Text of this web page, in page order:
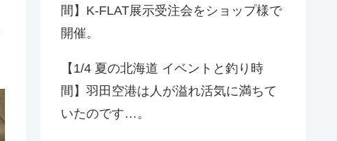
間】K-FLAT展示受注会をショップ様で
開催。
【1/4 夏の北海道 イベントと釣り時
間】羽田空港は人が溢れ活気に満ちて
いたのです…。